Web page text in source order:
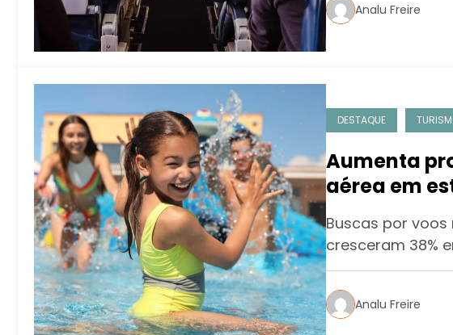
Analu Freire
DESTAQUE
Aumenta
aérea em
de viagem
Buscas por
cresceram 38%
Analu Freire